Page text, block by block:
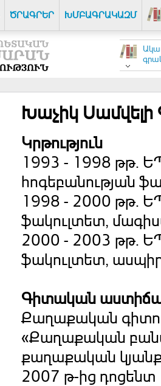
ԾՐԱԳՐԵՐ ԽՄԲԱԳՐԱԿԱԶՄ
Խաչիկ Սամվելի
Կրթություն
1993 - 1998 թթ.
հոգեբանության
1998 - 2000 թթ.
ֆակուլտետ,
2000 - 2003 թթ.
ֆակուլտետ,
Գիտական
Քաղաքական
«Քաղաքական
քաղաքական
2007 թ-ից դոցենտ